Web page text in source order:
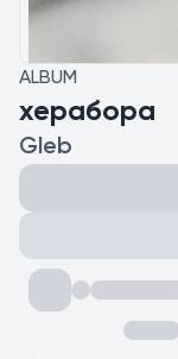
ALBUM
херабора
Gleb